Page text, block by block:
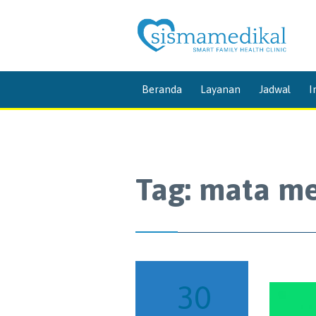
Beranda Layanan Jadwal
Tag: mata
30